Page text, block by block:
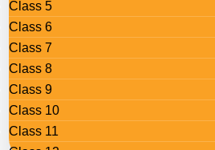
Class 5
Class 6
Class 7
Class 8
Class 9
Class 10
Class 11